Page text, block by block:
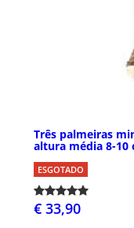
Três palmeiras
altura média 8-10
ESGOTADO
€ 33,90